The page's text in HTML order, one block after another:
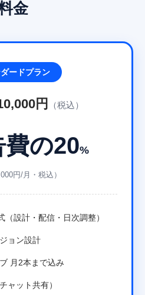
金
ードプラン
円 （税込）
費の20%
円/月・税込）
（設計・配信・日次調整）
ョン設計
月2本まで込み
ャット共有）